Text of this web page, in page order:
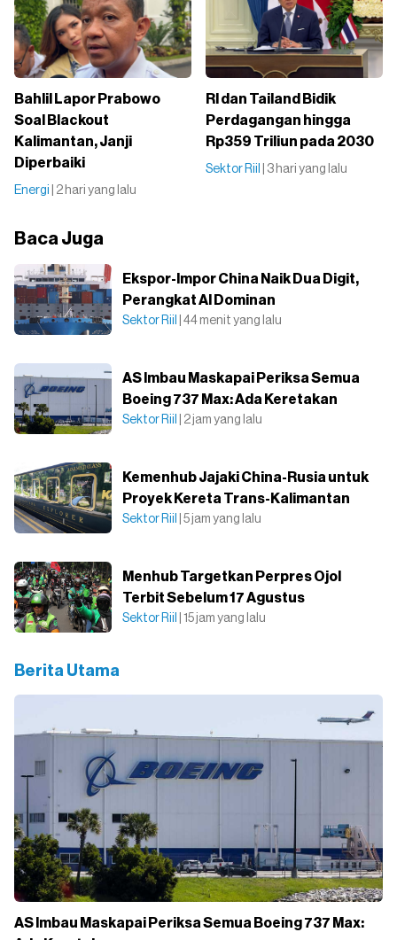
Bahlil Lapor Prabowo
Soal Blackout
Kalimantan, Janji
Diperbaiki
Energi | 2 hari yang lalu
RI dan Tailand Bidik
Perdagangan hingga
Rp359 Triliun pada 2030
Sektor Riil | 3 hari yang lalu
Baca Juga
Ekspor-Impor China Naik Dua Digit,
Perangkat AI Dominan
Sektor Riil | 44 menit yang lalu
AS Imbau Maskapai Periksa Semua
Boeing 737 Max: Ada Keretakan
Sektor Riil | 2 jam yang lalu
Kemenhub Jajaki China-Rusia untuk
Proyek Kereta Trans-Kalimantan
Sektor Riil | 5 jam yang lalu
Menhub Targetkan Perpres Ojol
Terbit Sebelum 17 Agustus
Sektor Riil | 15 jam yang lalu
Berita Utama
AS Imbau Maskapai Periksa Semua Boeing 737 Max: